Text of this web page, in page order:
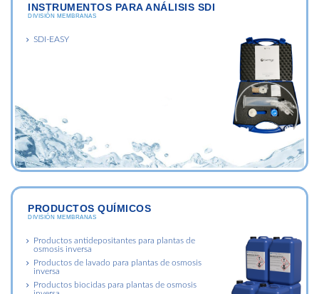
INSTRUMENTOS PARA ANÁLISIS SDI
DIVISIÓN MEMBRANAS
SDI-EASY
PRODUCTOS QUÍMICOS
DIVISIÓN MEMBRANAS
Productos antidepositantes para plantas de
osmosis inversa
Productos de lavado para plantas de osmosis
inversa
Productos biocidas para plantas de osmosis